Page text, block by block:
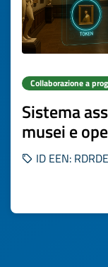
Collaborazione a
Sistema
musei e
ID EEN: